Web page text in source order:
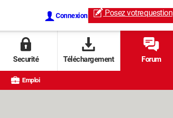
Connexion Posez votrequestion
Securité Téléchargement Forum
Emploi